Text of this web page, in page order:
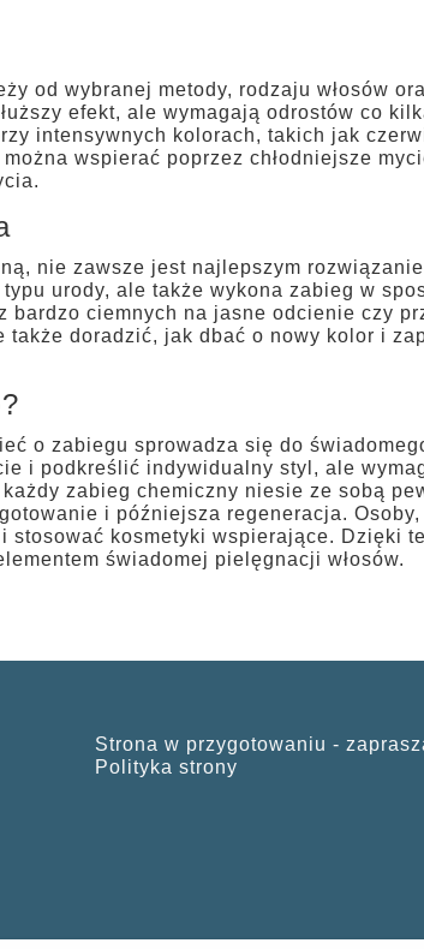
od wybranej metody, rodzaju włosów
efekt, ale wymagają odrostów co
intensywnych kolorach, takich jak
wspierać poprzez chłodniejsze
nie zawsze jest najlepszym
urody, ale także wykona zabieg w
bardzo ciemnych na jasne odcienie czy
doradzić, jak dbać o nowy kolor i
o zabiegu sprowadza się do
i podkreślić indywidualny styl, ale
zabieg chemiczny niesie ze sobą
i późniejsza regeneracja.
stosować kosmetyki wspierające. Dzięki
świadomej pielęgnacji włosów.
Strona w przygotowaniu -
Polityka strony